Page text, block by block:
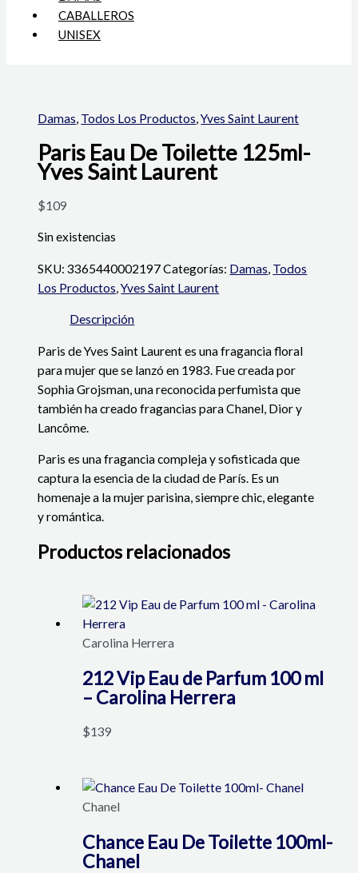
CABALLEROS
UNISEX
Damas, Todos Los Productos,Yves Saint Laurent
Paris Eau De Toilette 125ml-
Yves Saint Laurent
$109
Sin existencias
SKU:3365440002197Categorías: Damas, Todos
Los Productos,Yves Saint Laurent
Descripción
Paris de Yves Saint Laurent es una fragancia floral
para mujer que se lanzó en 1983. Fue creada por
Sophia Grojsman, una reconocida perfumista que
también ha creado fragancias para Chanel, Dior y
Lancôme.
Paris es una fragancia compleja y sofisticada que
captura la esencia de la ciudad de París. Es un
homenaje a la mujer parisina, siempre chic, elegante
y romántica.
Productos relacionados
Carolina Herrera
212 Vip Eau de Parfum 100 ml
– Carolina Herrera
$139
Chanel
Chance Eau De Toilette 100ml-
Chanel